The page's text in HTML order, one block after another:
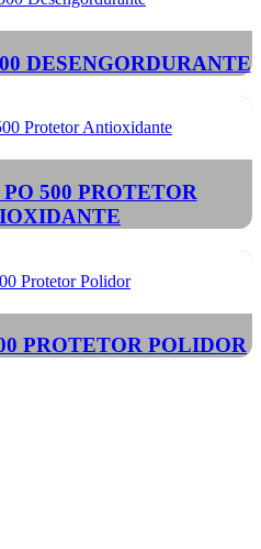
DESENGORDURANTE
500 PROTETOR
PROTETOR POLIDOR